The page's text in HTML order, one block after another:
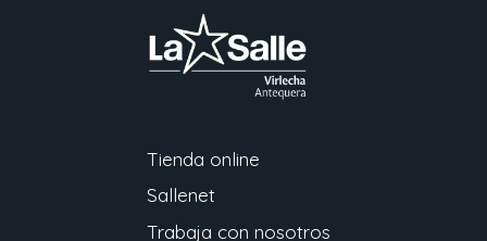
Tienda online
Sallenet
Trabaja con nosotros